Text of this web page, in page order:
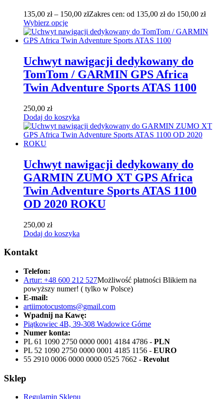
135,00 zł – 150,00 złZakres cen: od 135,00 zł do 150,00 zł
Wybierz opcje
Uchwyt nawigacji dedykowany do
TomTom / GARMIN GPS Africa
Twin Adventure Sports ATAS 1100
250,00 zł
Dodaj do koszyka
Uchwyt nawigacji dedykowany do
GARMIN ZUMO XT GPS Africa
Twin Adventure Sports ATAS 1100
OD 2020 ROKU
250,00 zł
Dodaj do koszyka
Kontakt
Telefon:
Artur: +48 600 212 527Możliwość płatności Blikiem na
powyższy numer! ( tylko w Polsce)
E-mail:
artiimotocustoms@gmail.com
Wpadnij na Kawę:
Piątkowiec 4B, 39-308 Wadowice Górne
Numer konta:
PL 61 1090 2750 0000 0001 4184 4786 - PLN
PL 52 1090 2750 0000 0001 4185 1156 - EURO
55 2910 0006 0000 0000 0525 7662 - Revolut
Sklep
Regulamin Sklepu